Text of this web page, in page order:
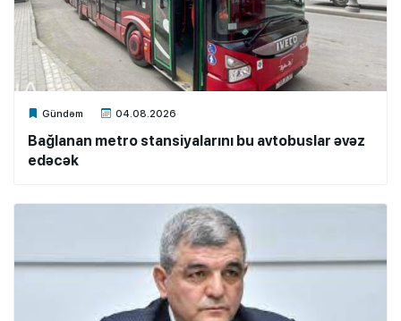
Gündəm 04.08.2026
Xalq.Online
Bağlanan metro stansiyalarını bu avtobuslar əvəz
edəcək